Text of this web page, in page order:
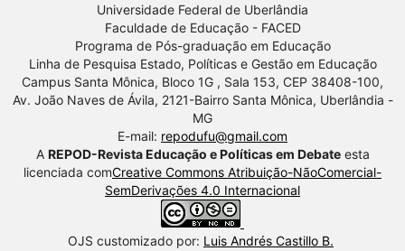
Universidade Federal de Uberlândia
Faculdade de Educação - FACED
Programa de Pós-graduação em Educação
Linha de Pesquisa Estado, Políticas e Gestão em Educação
Campus Santa Mônica, Bloco 1G , Sala 153, CEP 38408-100,
Av. João Naves de Ávila, 2121-Bairro Santa Mônica, Uberlândia -
MG
E-mail: repodufu@gmail.com
A REPOD-Revista Educação e Políticas em Debateesta
licenciada comCreative Commons Atribuição-NãoComercial-
SemDerivações 4.0 Internacional
OJS customizado por: Luis Andrés Castillo B.